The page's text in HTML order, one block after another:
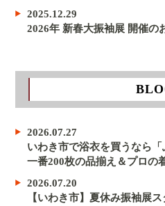
2025.12.29
2026年 新春大振袖展 開催の
2026.07.27
いわき市で浴衣を買うなら
一番200枚の品揃え＆プロの
2026.07.20
【いわき市】夏休み振袖展